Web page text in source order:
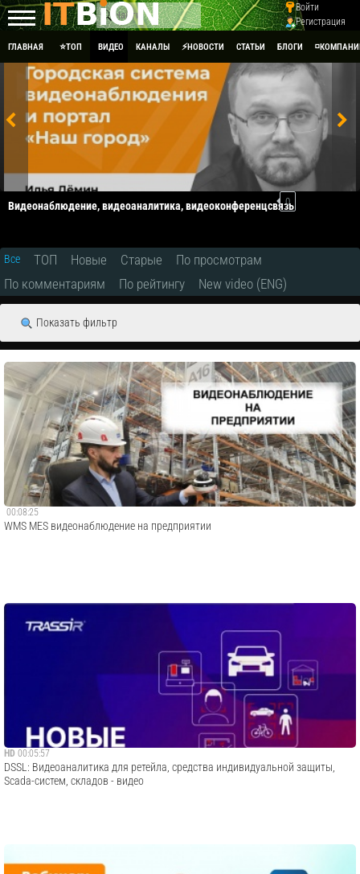
Войти
Регистрация
ГЛАВНАЯ ⭐ТОП ВИДЕО КАНАЛЫ ⚡НОВОСТИ СТАТЬИ БЛОГИ
0
Видеонаблюдение, видеоаналитика, видеоконференцсвязь
Все ТОП Новые Старые
По просмотрам
По комментариям
По рейтингу New video (ENG)
Показать фильтр
00:08:25
WMS MES видеонаблюдение на предприятии
HD 00:05:57
DSSL: Видеоаналитика для ретейла, средства индивидуальной защиты,
Scada-систем, складов - видео